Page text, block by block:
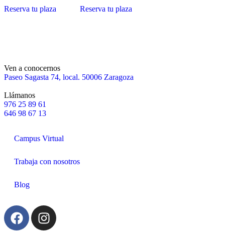
Reserva tu plaza Reserva tu plaza
Ven a conocernos
Paseo Sagasta 74, local. 50006 Zaragoza
Llámanos
976 25 89 61
646 98 67 13
Campus Virtual
Trabaja con nosotros
Blog